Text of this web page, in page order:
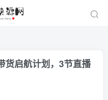
货启航计划，3节直播